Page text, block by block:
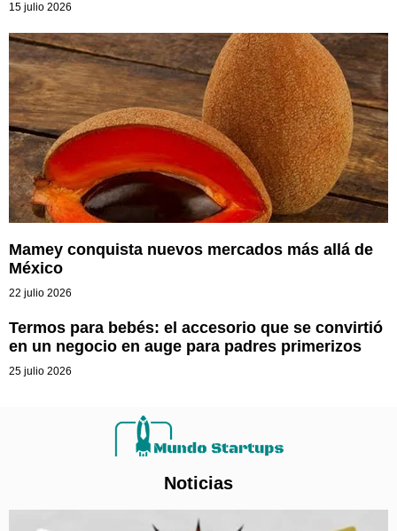
15 julio 2026
Mamey conquista nuevos mercados más allá de
México
22 julio 2026
Termos para bebés: el accesorio que se convirtió
en un negocio en auge para padres primerizos
25 julio 2026
Noticias